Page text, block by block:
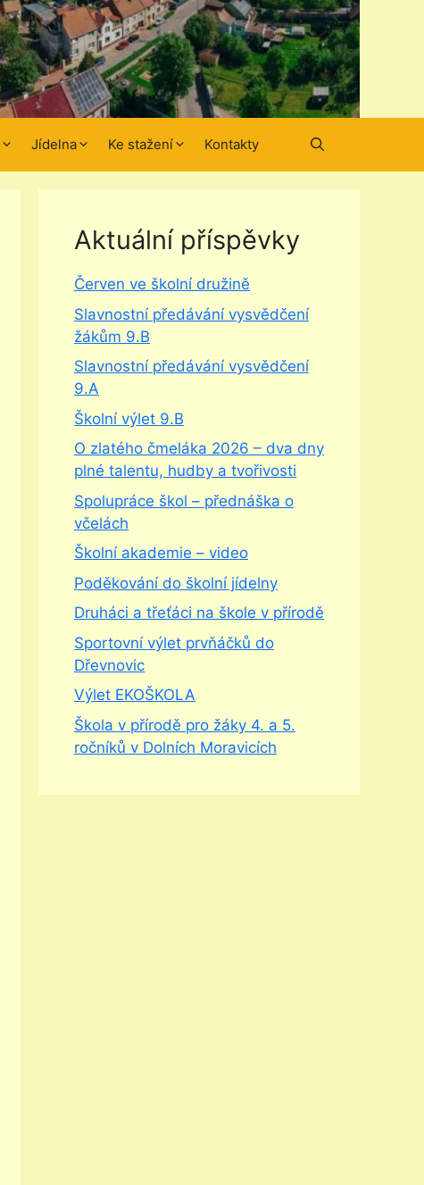
Jídelna Ke stažení Kontakty
Aktuální příspěvky
Červen ve školní družině
Slavnostní předávání vysvědčení
žákům 9.B
Slavnostní předávání vysvědčení
9.A
Školní výlet 9.B
O zlatého čmeláka 2026 – dva dny
plné talentu, hudby a tvořivosti
Spolupráce škol – přednáška o
včelách
Školní akademie – video
Poděkování do školní jídelny
Druháci a třeťáci na škole v přírodě
Sportovní výlet prvňáčků do
Dřevnovic
Výlet EKOŠKOLA
Škola v přírodě pro žáky 4. a 5.
ročníků v Dolních Moravicích